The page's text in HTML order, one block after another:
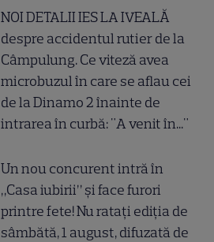
NOI DETALII IES LA IVEALĂ
despre accidentul rutier de la
Câmpulung. Ce viteză avea
microbuzul în care se aflau cei
de la Dinamo 2 înainte de
intrarea în curbă: "A venit în..."
Un nou concurent intră în
„Casa iubirii” și face furori
printre fete! Nu ratați ediția de
sâmbătă, 1 august, difuzată de